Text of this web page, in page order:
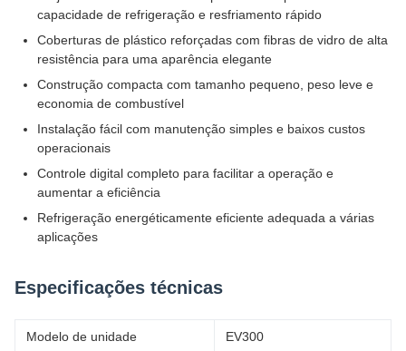
capacidade de refrigeração e resfriamento rápido
Coberturas de plástico reforçadas com fibras de vidro de alta
resistência para uma aparência elegante
Construção compacta com tamanho pequeno, peso leve e
economia de combustível
Instalação fácil com manutenção simples e baixos custos
operacionais
Controle digital completo para facilitar a operação e
aumentar a eficiência
Refrigeração energéticamente eficiente adequada a várias
aplicações
Especificações técnicas
Modelo de unidade EV300